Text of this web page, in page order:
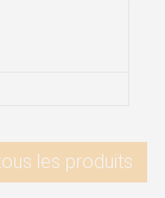
les produits